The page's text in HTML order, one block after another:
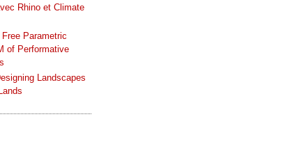
Rhino et Climate
Parametric
of Performative
Landscapes